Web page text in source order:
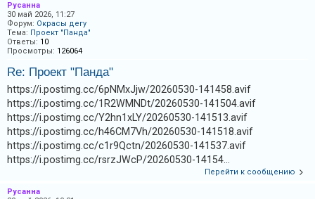
е
м
ы
е
з
о
т
в
е
Русанна
30 май 2026, 11:27
Форум: Окрасы дегу
Тема: Проект "Панда"
Ответы: 10
Просмотры: 126064
Re: Проект "Панда"
https://i.postimg.cc/6pNMxJjw/20260530-141458.avif
https://i.postimg.cc/1R2WMNDt/20260530-141504.avif
https://i.postimg.cc/Y2hn1xLY/20260530-141513.avif
https://i.postimg.cc/h46CM7Vh/20260530-141518.avif
https://i.postimg.cc/c1r9Qctn/20260530-141537.avif
https://i.postimg.cc/rsrzJWcP/20260530-14154...
Перейти к сообщению
Русанна